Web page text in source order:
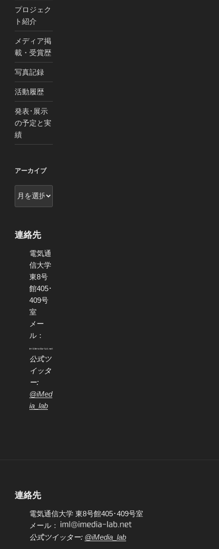
プロジェク
ト紹介
メディア掲
載・受賞歴
写真記録
活動履歴
発表･展示
の予定と実
績
アーカイブ
ー
ブ
連絡先
電気通
信大学
東8号
館405･
409号
室
メー
ル：
公式ツ
イッタ
ー:
@iMed
ia_lab
連絡先
電気通信大学 東8号館405･409号室
メール：
公式ツイッター: @iMedia_lab